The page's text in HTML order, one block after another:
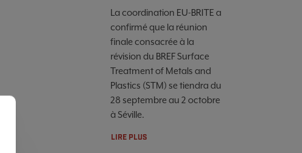
La coordination EU-BRITE a
confirmé que la réunion
finale consacrée à la
révision du BREF Surface
Treatment of Metals and
Plastics (STM) se tiendra du
28 septembre au 2 octobre
à Séville.
LIRE PLUS